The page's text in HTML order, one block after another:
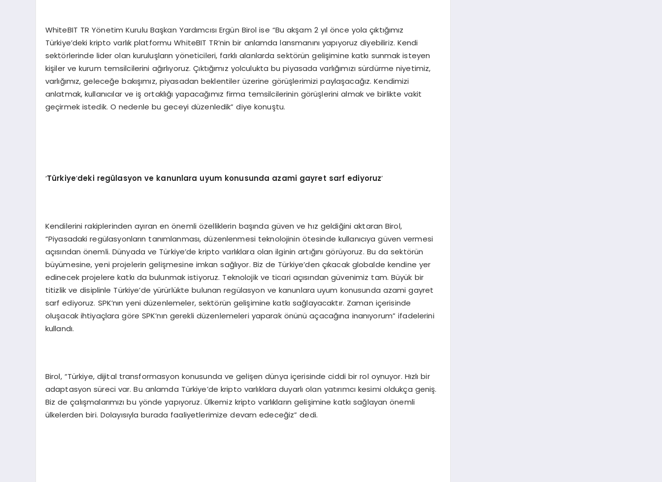
WhiteBIT TR Yönetim Kurulu Başkan Yardımcısı Ergün Birol ise “Bu akşam 2 yıl önce yola çıktığımız
Türkiye’deki kripto varlık platformu WhiteBIT TR’nin bir anlamda lansmanını yapıyoruz diyebiliriz. Kendi
sektörlerinde lider olan kuruluşların yöneticileri, farklı alanlarda sektörün gelişimine katkı sunmak isteyen
kişiler ve kurum temsilcilerini ağırlıyoruz. Çıktığımız yolculukta bu piyasada varlığımızı sürdürme niyetimiz,
varlığımız, geleceğe bakışımız, piyasadan beklentiler üzerine görüşlerimizi paylaşacağız. Kendimizi
anlatmak, kullanıcılar ve iş ortaklığı yapacağımız firma temsilcilerinin görüşlerini almak ve birlikte vakit
geçirmek istedik. O nedenle bu geceyi düzenledik” diye konuştu.
‘Türkiye’deki regülasyon ve kanunlara uyum konusunda azami gayret sarf ediyoruz’
Kendilerini rakiplerinden ayıran en önemli özelliklerin başında güven ve hız geldiğini aktaran Birol,
“Piyasadaki regülasyonların tanımlanması, düzenlenmesi teknolojinin ötesinde kullanıcıya güven vermesi
açısından önemli. Dünyada ve Türkiye’de kripto varlıklara olan ilginin artığını görüyoruz. Bu da sektörün
büyümesine, yeni projelerin gelişmesine imkan sağlıyor. Biz de Türkiye’den çıkacak globalde kendine yer
edinecek projelere katkı da bulunmak istiyoruz. Teknolojik ve ticari açısından güvenimiz tam. Büyük bir
titizlik ve disiplinle Türkiye’de yürürlükte bulunan regülasyon ve kanunlara uyum konusunda azami gayret
sarf ediyoruz. SPK’nın yeni düzenlemeler, sektörün gelişimine katkı sağlayacaktır. Zaman içerisinde
oluşacak ihtiyaçlara göre SPK’nın gerekli düzenlemeleri yaparak önünü açacağına inanıyorum” ifadelerini
kullandı.
Birol, “Türkiye, dijital transformasyon konusunda ve gelişen dünya içerisinde ciddi bir rol oynuyor. Hızlı bir
adaptasyon süreci var. Bu anlamda Türkiye’de kripto varlıklara duyarlı olan yatırımcı kesimi oldukça geniş.
Biz de çalışmalarımızı bu yönde yapıyoruz. Ülkemiz kripto varlıkların gelişimine katkı sağlayan önemli
ülkelerden biri. Dolayısıyla burada faaliyetlerimize devam edeceğiz” dedi.